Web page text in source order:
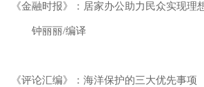
《金融时报》：居家办公助力民众实现理
钟丽丽/编译
《评论汇编》：海洋保护的三大优先事项